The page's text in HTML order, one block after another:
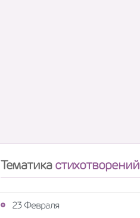
Тематикастихотворений
23 Февраля